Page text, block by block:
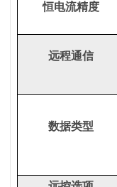
恒电流精度
远程通信
数据类型